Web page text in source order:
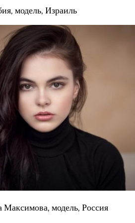
модель, Израиль
Максимова, модель, Россия